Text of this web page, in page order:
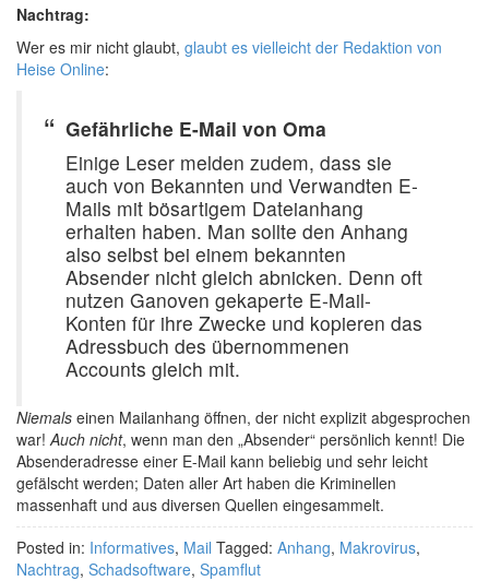
Nachtrag:
Wer es mir nicht glaubt, glaubt es vielleicht der Redaktion von
Heise Online:
Gefährliche E-Mail von Oma
Einige Leser melden zudem, dass sie
auch von Bekannten und Verwandten E-
Mails mit bösartigem Dateianhang
erhalten haben. Man sollte den Anhang
also selbst bei einem bekannten
Absender nicht gleich abnicken. Denn oft
nutzen Ganoven gekaperte E-Mail-
Konten für ihre Zwecke und kopieren das
Adressbuch des übernommenen
Accounts gleich mit.
Niemals einen Mailanhang öffnen, der nicht explizit abgesprochen
war! Auch nicht, wenn man den „Absender“ persönlich kennt! Die
Absenderadresse einer E-Mail kann beliebig und sehr leicht
gefälscht werden; Daten aller Art haben die Kriminellen
massenhaft und aus diversen Quellen eingesammelt.
Posted in: Informatives, Mail Tagged: Anhang, Makrovirus,
Nachtrag, Schadsoftware, Spamflut